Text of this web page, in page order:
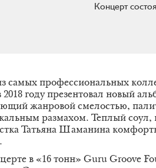
Концерт
самых профессиональных
2018 году презентовал новый
жанровой смелостью,
размахом. Теплый соул,
Татьяна Шаманина
в «16 тонн» Guru Groove